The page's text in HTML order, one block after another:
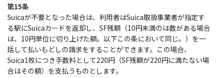
第15条
Suicaが不要となった場合は、利用者はSuica取扱事業者が指定す
る駅にSuicaカードを返却し、SF残額（10円未満のは数がある場合
は、10円単位に切り上げた額。以下この条において同じ。）を一
括して払いもどしの請求をすることができます。この場合、
Suica1枚につき手数料として220円（SF残額が220円に満たない場
合はその額）を支払うものとします。